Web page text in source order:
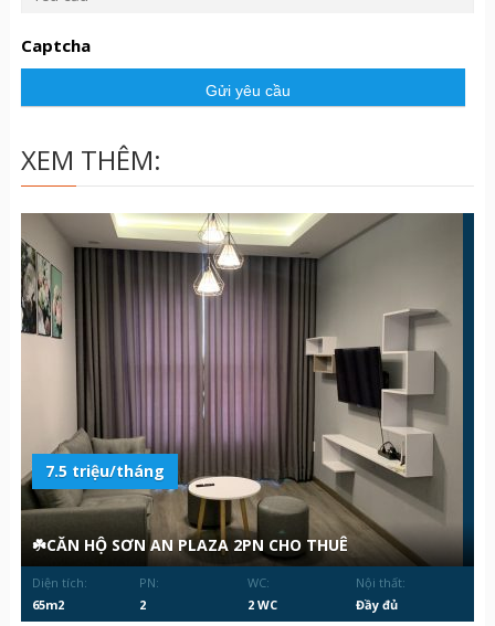
c
ầ
Captcha
XEM THÊM:
7.5 triệu/tháng
☘️CĂN HỘ SƠN AN PLAZA 2PN CHO THUÊ
Diện tích:
65m2
PN:
2
WC:
2 WC
Nội thất:
Đầy đủ